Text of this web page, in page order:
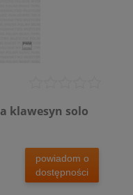
klawesyn solo
powiadom o
dostępności